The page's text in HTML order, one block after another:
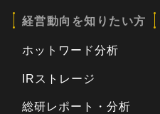
経営動向を知りたい方
ホットワード分析
IRストレージ
総研レポート・分析